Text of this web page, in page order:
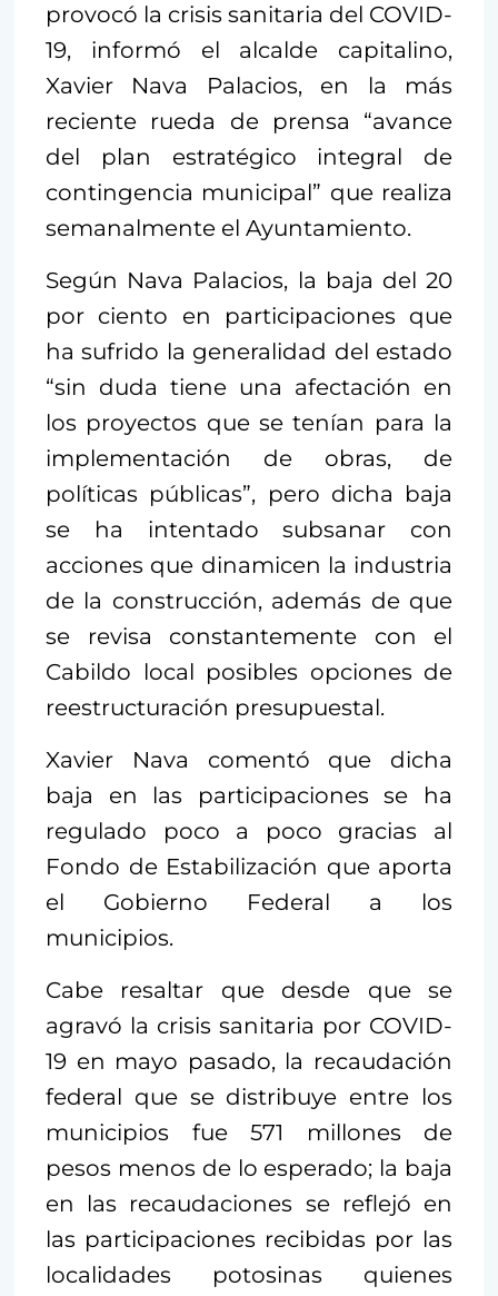
provocó la crisis sanitaria del COVID-
19, informó el alcalde capitalino,
Xavier Nava Palacios, en la más
reciente rueda de prensa “avance
del plan estratégico integral de
contingencia municipal” que realiza
semanalmente el Ayuntamiento.
Según Nava Palacios, la baja del 20
por ciento en participaciones que
ha sufrido la generalidad del estado
“sin duda tiene una afectación en
los proyectos que se tenían para la
implementación de obras, de
políticas públicas”, pero dicha baja
se ha intentado subsanar con
acciones que dinamicen la industria
de la construcción, además de que
se revisa constantemente con el
Cabildo local posibles opciones de
reestructuración presupuestal.
Xavier Nava comentó que dicha
baja en las participaciones se ha
regulado poco a poco gracias al
Fondo de Estabilización que aporta
el Gobierno Federal a los
municipios.
Cabe resaltar que desde que se
agravó la crisis sanitaria por COVID-
19 en mayo pasado, la recaudación
federal que se distribuye entre los
municipios fue 571 millones de
pesos menos de lo esperado; la baja
en las recaudaciones se reflejó en
las participaciones recibidas por las
localidades potosinas quienes